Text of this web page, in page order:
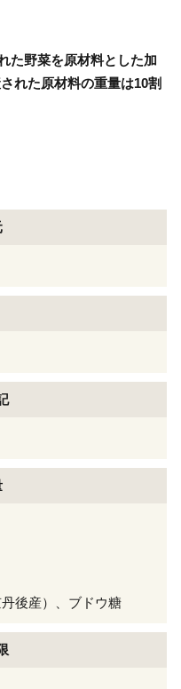
た野菜を原材料とした加
れた原材料の重量は10割
後産）、ブドウ糖